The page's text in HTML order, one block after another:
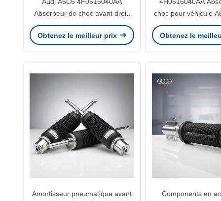
Absorbeur de choc avant droit,
isolant thermique résistant à
l'érosion
Obtenez le meilleur prix
choc pour véhicule
de suspension
fonctionnant de
Obtenez le
Amortisseur pneumatique avant
Components en